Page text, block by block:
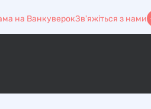
на ВанкуверокЗв'яжіться з нами